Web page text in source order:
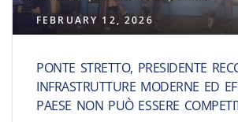
FEBRUARY 12, 2026
PONTE STRETTO, PRESIDENTE
INFRASTRUTTURE MODERNE ED
PAESE NON PUÒ ESSERE